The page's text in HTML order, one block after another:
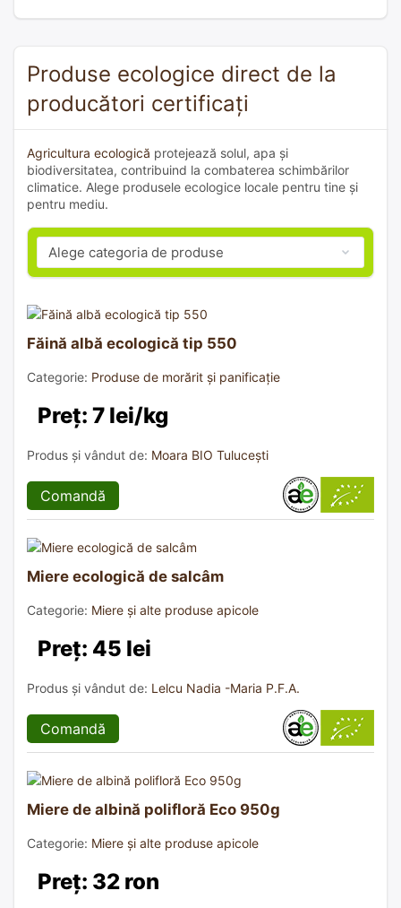
Produse ecologice direct de la
producători certificați
Agricultura ecologică protejează solul, apa și
biodiversitatea, contribuind la combaterea schimbărilor
climatice. Alege produsele ecologice locale pentru tine și
pentru mediu.
Făină albă ecologică tip 550
Categorie: Produse de morărit și panificație
Preț: 7 lei/kg
Produs și vândut de: Moara BIO Tulucești
Comandă
Miere ecologică de salcâm
Categorie: Miere și alte produse apicole
Preț: 45 lei
Produs și vândut de: Lelcu Nadia -Maria P.F.A.
Comandă
Miere de albină polifloră Eco 950g
Categorie: Miere și alte produse apicole
Preț: 32 ron